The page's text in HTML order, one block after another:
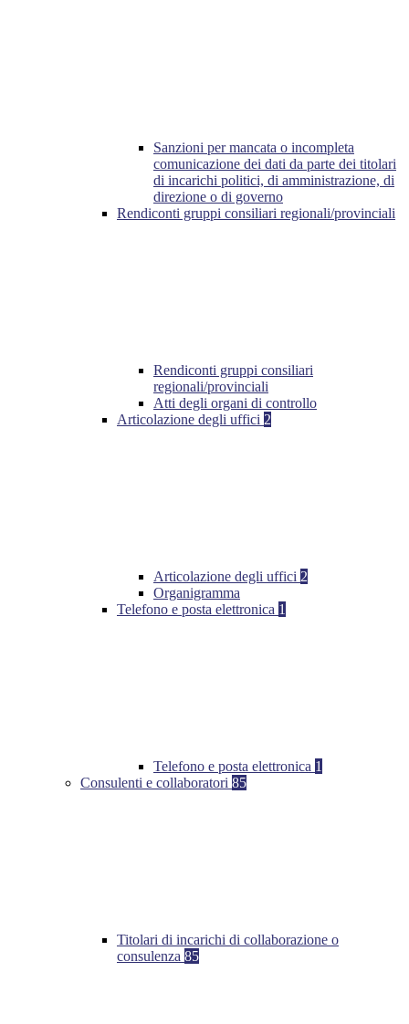
Sanzioni per mancata o incompleta
comunicazione dei dati da parte dei titolari
di incarichi politici, di amministrazione, di
direzione o di governo
Rendiconti gruppi consiliari regionali/provinciali
Rendiconti gruppi consiliari
regionali/provinciali
Atti degli organi di controllo
Articolazione degli uffici 2
Articolazione degli uffici 2
Organigramma
Telefono e posta elettronica 1
Telefono e posta elettronica 1
Consulenti e collaboratori 85
Titolari di incarichi di collaborazione o
consulenza 85